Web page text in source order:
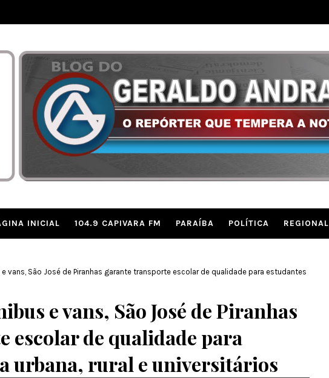
INICIAL 104.9 CAPIVARA FM PARAÍBA POLÍTICA REGIONAL
vans, São José de Piranhas garante transporte escolar de qualidade para estudantes
e vans, São José de Piranhas
escolar de qualidade para
urbana, rural e universitários